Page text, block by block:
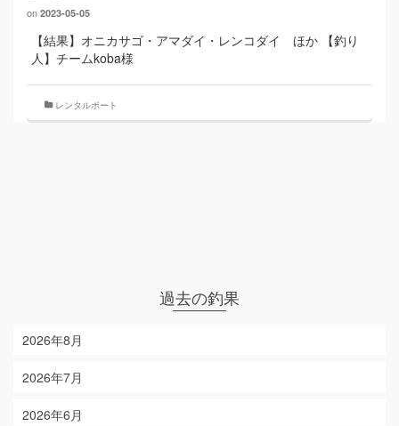
on 2023-05-05
【結果】オニカサゴ・アマダイ・レンコダイ ほか 【釣り
人】チームkoba様
レンタルボート
過去の釣果
2026年8月
2026年7月
2026年6月